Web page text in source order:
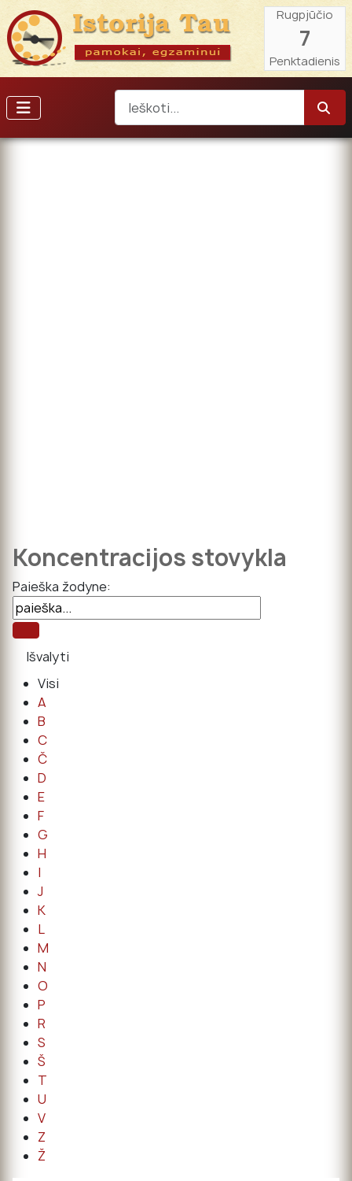
Rugpjūčio
7
Penktadienis
Koncentracijos stovykla
Paieška žodyne:
Visi
A
B
C
Č
D
E
F
G
H
I
J
K
L
M
N
O
P
R
S
Š
T
U
V
Z
Ž